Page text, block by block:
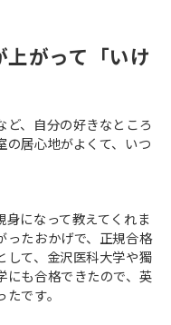
がって「いけ
ど、自分の好きなところ
居心地がよくて、いつ
になって教えてくれま
ったおかげで、正規合格
して、金沢医科大学や獨
にも合格できたので、英
です。